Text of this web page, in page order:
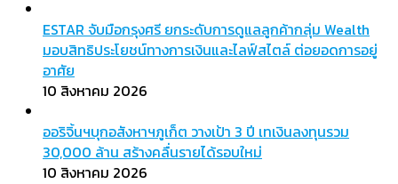
ESTAR จับมือกรุงศรี ยกระดับการดูแลลูกค้ากลุ่ม Wealth
มอบสิทธิประโยชน์ทางการเงินและไลฟ์สไตล์ ต่อยอดการอยู่
อาศัย
10 สิงหาคม 2026
ออริจิ้นฯบุกอสังหาฯภูเก็ต วางเป้า 3 ปี เทเงินลงทุนรวม
30,000 ล้าน สร้างคลื่นรายได้รอบใหม่
10 สิงหาคม 2026